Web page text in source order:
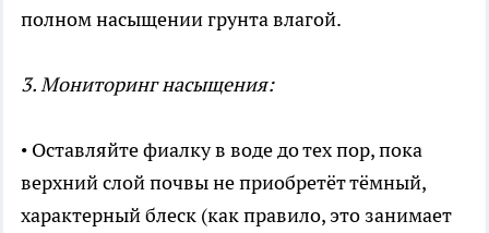
полном насыщении грунта влагой.
3. Мониторинг насыщения:
• Оставляйте фиалку в воде до тех пор, пока
верхний слой почвы не приобретёт тёмный,
характерный блеск (как правило, это занимает